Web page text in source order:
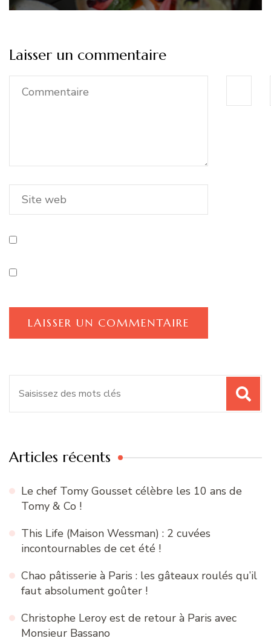
Laisser un commentaire
Articles récents
Le chef Tomy Gousset célèbre les 10 ans de
Tomy & Co !
This Life (Maison Wessman) : 2 cuvées
incontournables de cet été !
Chao pâtisserie à Paris : les gâteaux roulés qu’il
faut absolument goûter !
Christophe Leroy est de retour à Paris avec
Monsieur Bassano